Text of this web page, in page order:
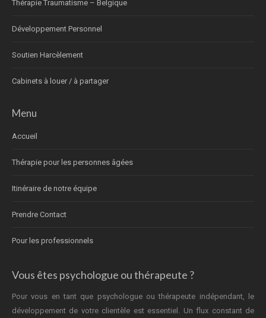
Thérapie Traumatisme – Belgique
Développement Personnel
Soutien Harcèlement
Cabinets à louer / à partager
Menu
Accueil
Thérapie pour les personnes âgées
Itinéraire de notre équipe
Prendre Contact
Pour les professionnels
Vous êtes psychologue ou thérapeute ?
Pour vous en tant que psychologue ou thérapeute indépendant, le
développement de votre clientèle est essentiel. Un flux constant de